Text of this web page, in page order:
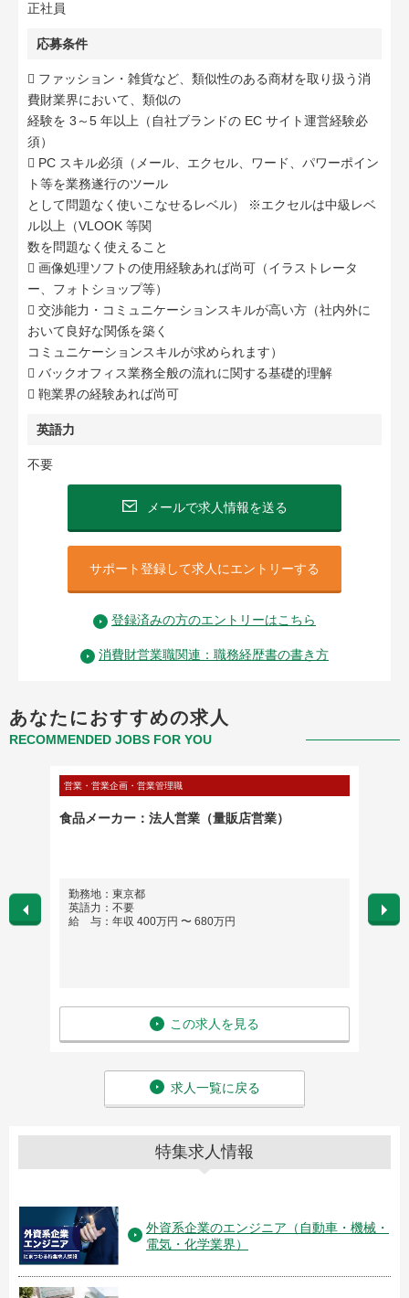
正社員
応募条件
 ファッション・雑貨など、類似性のある商材を取り扱う消
費財業界において、類似の
経験を 3～5 年以上（自社ブランドの EC サイト運営経験必
須）
 PC スキル必須（メール、エクセル、ワード、パワーポイン
ト等を業務遂行のツール
として問題なく使いこなせるレベル） ※エクセルは中級レベ
ル以上（VLOOK 等関
数を問題なく使えること
 画像処理ソフトの使用経験あれば尚可（イラストレータ
ー、フォトショップ等）
 交渉能力・コミュニケーションスキルが高い方（社内外に
おいて良好な関係を築く
コミュニケーションスキルが求められます）
 バックオフィス業務全般の流れに関する基礎的理解
 鞄業界の経験あれば尚可
英語力
不要
メールで求人情報を送る
サポート登録して求人にエントリーする
登録済みの方のエントリーはこちら
消費財営業職関連：職務経歴書の書き方
あなたにおすすめの求人
RECOMMENDED JOBS FOR YOU
営業・営業企画・営業管理職
食品メーカー：法人営業（量販店営業）
勤務地：東京都
英語力：不要
給 与：年収 400万円 〜 680万円
この求人を見る
勤務
英語
給
求人一覧に戻る
特集求人情報
外資系企業のエンジニア（自動車・機械・
電気・化学業界）